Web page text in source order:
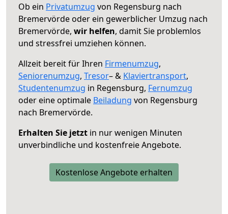
Ob ein Privatumzug von Regensburg nach
Bremervörde oder ein gewerblicher Umzug nach
Bremervörde, wir helfen, damit Sie problemlos
und stressfrei umziehen können.
Allzeit bereit für Ihren Firmenumzug,
Seniorenumzug, Tresor– & Klaviertransport,
Studentenumzug in Regensburg, Fernumzug
oder eine optimale Beiladung von Regensburg
nach Bremervörde.
Erhalten Sie jetzt in nur wenigen Minuten
unverbindliche und kostenfreie Angebote.
Kostenlose Angebote erhalten